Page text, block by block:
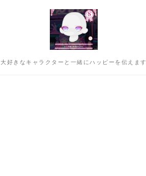
大好きなキャラクターと一緒にハッピーを伝えます